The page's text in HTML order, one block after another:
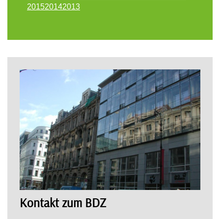
201520142013
Kontakt zum BDZ